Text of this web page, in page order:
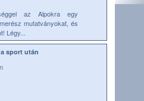
az Alpokra egy
mutatványokat, és
Légy...
sport után